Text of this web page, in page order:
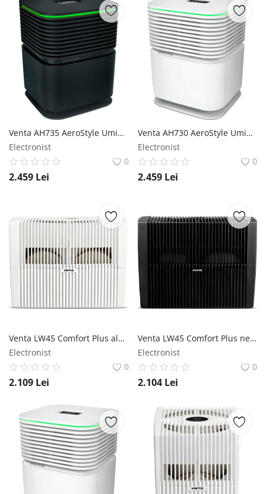
Venta AH735 AeroStyle Umidificator compact negru - Purificator de aer cu umidificator Venta
Electronist
0
2.459 Lei
Venta AH730 AeroStyle Umidificator compact alb - Purificator de aer cu umidificator Venta
Electronist
0
2.459 Lei
Venta LW45 Comfort Plus alb strălucitor - Purificator de aer cu umidificator Venta
Electronist
0
2.109 Lei
Venta LW45 Comfort Plus negru strălucitor - Purificator de aer cu umidificator Venta
Electronist
0
2.104 Lei